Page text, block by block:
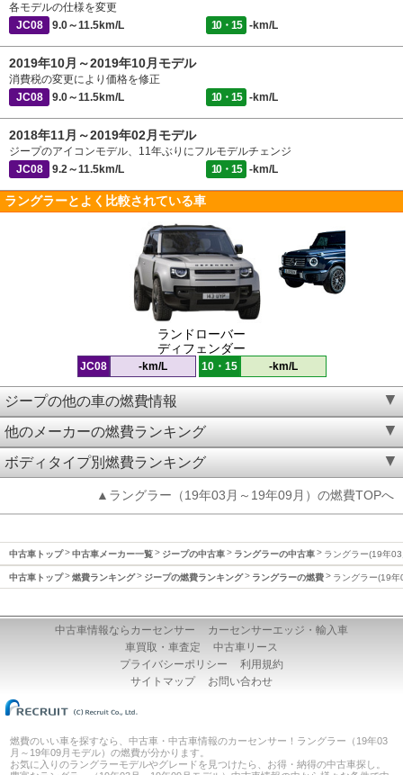
各モデルの仕様を変更
JC08
9.0～11.5km/L 10・15 -km/L
2019年10月～2019年10月モデル
消費税の変更により価格を修正
JC08
9.0～11.5km/L 10・15 -km/L
2018年11月～2019年02月モデル
ジープのアイコンモデル、11年ぶりにフルモデルチェンジ
JC08
9.2～11.5km/L 10・15 -km/L
ラングラーとよく比較されている車
ランドローバー
ディフェンダー
JC08 -km/L 10・15 -km/L
ジープの他の車の燃費情報
他のメーカーの燃費ランキング
ボディタイプ別燃費ランキング
▲ラングラー（19年03月～19年09月）の燃費TOPへ
中古車トップ 中古車メーカー一覧 ジープの中古車 ラングラーの中古車 ラングラー(19年
中古車トップ 燃費ランキング ジープの燃費ランキング ラングラーの燃費 ラングラー(19
中古車情報ならカーセンサー
カーセンサーエッジ・輸入車
車買取・車査定
中古車リース
プライバシーポリシー
利用規約
サイトマップ
お問い合わせ
燃費のいい車を探すなら、中古車・中古車情報のカーセンサー！ラングラー（19年03
月～19年09月モデル）の燃費が分かります。
お気に入りのラングラーモデルやグレードを見つけたら、お得・納得の中古車探し。